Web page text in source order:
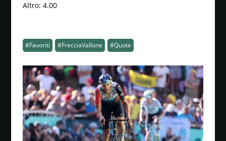
Altro: 4.00
#Favoriti #FrecciaVallone #Quote